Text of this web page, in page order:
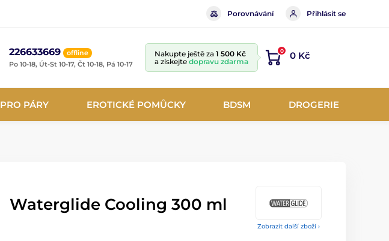
Porovnávání Přihlásit se
226633669
offline
Po 10-18, Út-St 10-17, Čt 10-18, Pá 10-17
Nakupte ještě za 1 500 Kč
a získejte dopravu zdarma
0 0 Kč
PRO PÁRY EROTICKÉ POMŮCKY BDSM DROGERIE
Zobrazit další zboží ›
Waterglide Cooling 300 ml